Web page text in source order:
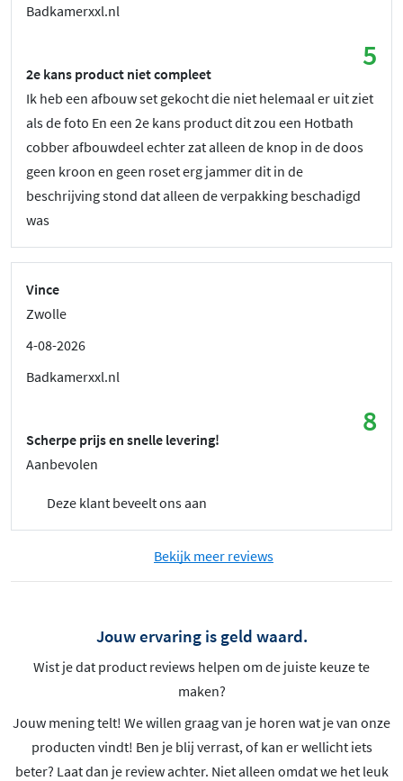
Badkamerxxl.nl
5
2e kans product niet compleet
Ik heb een afbouw set gekocht die niet helemaal er uit ziet
als de foto En een 2e kans product dit zou een Hotbath
cobber afbouwdeel echter zat alleen de knop in de doos
geen kroon en geen roset erg jammer dit in de
beschrijving stond dat alleen de verpakking beschadigd
was
Vince
Zwolle
4-08-2026
Badkamerxxl.nl
8
Scherpe prijs en snelle levering!
Aanbevolen
Deze klant beveelt ons aan
Bekijk meer reviews
Jouw ervaring is geld waard.
Wist je dat product reviews helpen om de juiste keuze te
maken?
Jouw mening telt! We willen graag van je horen wat je van onze
producten vindt! Ben je blij verrast, of kan er wellicht iets
beter? Laat dan je review achter. Niet alleen omdat we het leuk